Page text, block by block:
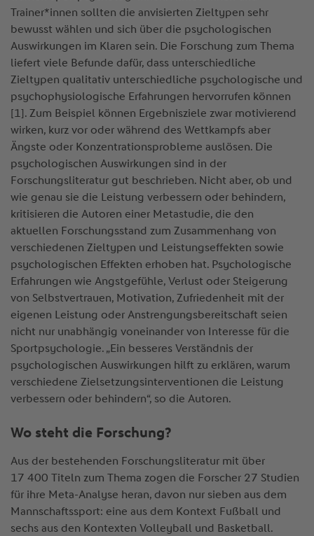
Trainer*innen sollten die anvisierten Zieltypen sehr
bewusst wählen und sich über die psychologischen
Auswirkungen im Klaren sein. Die Forschung zum Thema
liefert viele Befunde dafür, dass unterschiedliche
Zieltypen qualitativ unterschiedliche psychologische und
psychophysiologische Erfahrungen hervorrufen können
[1]. Zum Beispiel können Ergebnisziele zwar motivierend
wirken, kurz vor oder während des Wettkampfs aber
Ängste oder Konzentrationsprobleme auslösen. Die
psychologischen Auswirkungen sind in der
Forschungsliteratur gut beschrieben. Nicht aber, ob und
wie genau sie die Leistung verbessern oder behindern,
kritisieren die Autoren einer Metastudie, die den
aktuellen Forschungsstand zum Zusammenhang von
verschiedenen Zieltypen und Leistungseffekten sowie
psychologischen Effekten erhoben hat. Psychologische
Erfahrungen wie Angstgefühle, Verlust oder Steigerung
von Selbstvertrauen, Motivation, Zufriedenheit mit der
eigenen Leistung oder Anstrengungsbereitschaft seien
nicht nur unabhängig voneinander von Interesse für die
Sportpsychologie. „Ein besseres Verständnis der
psychologischen Auswirkungen hilft zu erklären, warum
verschiedene Zielsetzungsinterventionen die Leistung
verbessern oder behindern“, so die Autoren.
Wo steht die Forschung?
Aus der bestehenden Forschungsliteratur mit über
17 400 Titeln zum Thema zogen die Forscher 27 Studien
für ihre Meta-Analyse heran, davon nur sieben aus dem
Mannschaftssport: eine aus dem Kontext Fußball und
sechs aus den Kontexten Volleyball und Basketball.